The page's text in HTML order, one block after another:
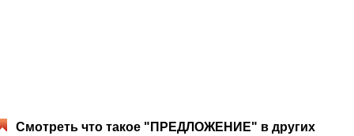
Смотреть что такое "ПРЕДЛОЖЕНИЕ" в других